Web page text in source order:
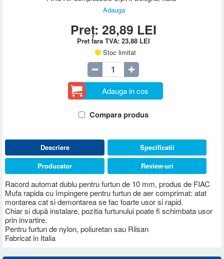
Adauga
Preț: 28,89 LEI
Pret fara TVA: 23,88 LEI
Stoc limitat
Adauga in cos
Compara produs
Descriere
Racord automat dublu pentru furtun de 10 mm, produs de FIAC
Mufa rapida cu împingere pentru furtun de aer comprimat: atat
montarea cat si demontarea se fac foarte usor si rapid.
Chiar si după instalare, pozitia furtunului poate fi schimbata usor
prin invartire.
Pentru furtun de nylon, poliuretan sau Rilsan
Fabricat in Italia
Specificatii
Producator
Review-uri